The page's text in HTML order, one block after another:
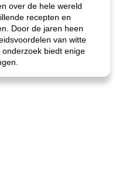
over de hele wereld
recepten en
Door de jaren heen
van witte
biedt enige